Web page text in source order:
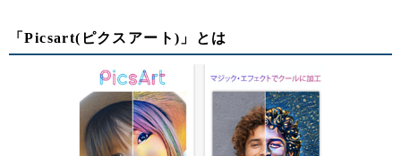
「Picsart(ピクスアート)」とは